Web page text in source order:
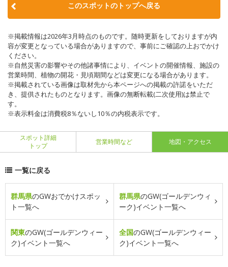
このスポットのトップへ戻る
※掲載情報は2026年3月時点のものです。随時更新をしておりますが内
容が変更となっている場合がありますので、事前にご確認の上おでかけ
ください。
※自然災害の影響やその他諸事情により、イベントの開催情報、施設の
営業時間、植物の開花・見頃期間などは変更になる場合があります。
※掲載されている画像は取材先から本ページへの掲載の許諾をいただ
き、提供されたものとなります。画像の無断転載(二次使用)は禁止で
す。
※表示料金は消費税8％ないし10％の内税表示です。
スポット詳細
トップ
営業時間など 地図・アクセス
一覧に戻る
群馬県のGWおでかけスポッ
ト一覧へ
群馬県のGW(ゴールデンウィ
ーク)イベント一覧へ
関東のGW(ゴールデンウィー
ク)イベント一覧へ
全国のGW(ゴールデンウィー
ク)イベント一覧へ